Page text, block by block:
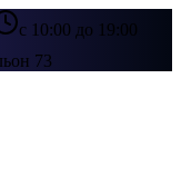
с 10:00 до 19:00
73